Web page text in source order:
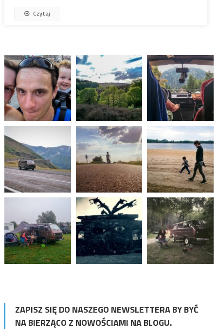
Czytaj
ZAPISZ SIĘ DO NASZEGO NEWSLETTERA BY BYĆ
NA BIERZĄCO Z NOWOŚCIAMI NA BLOGU.